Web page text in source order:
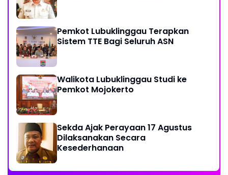
Pemkot Lubuklinggau Terapkan
Sistem TTE Bagi Seluruh ASN
Walikota Lubuklinggau Studi ke
Pemkot Mojokerto
Sekda Ajak Perayaan 17 Agustus
Dilaksanakan Secara
Kesederhanaan